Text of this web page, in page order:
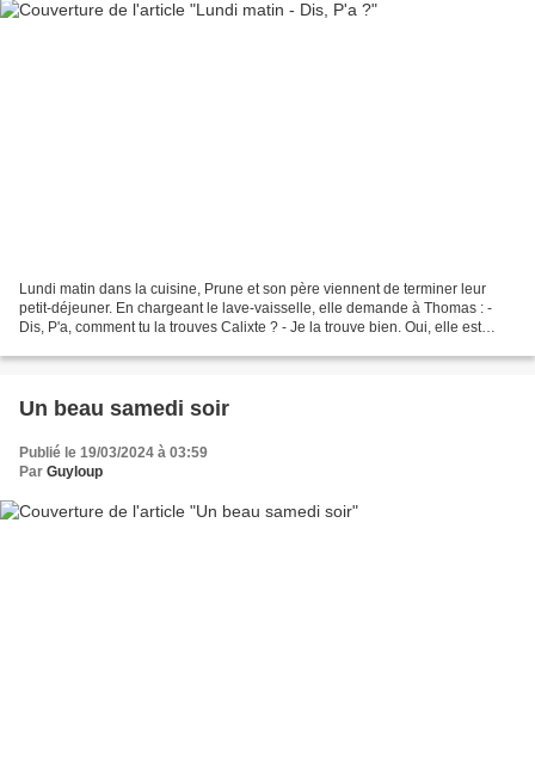
Lundi matin dans la cuisine, Prune et son père viennent de terminer leur
petit-déjeuner. En chargeant le lave-vaisselle, elle demande à Thomas : -
Dis, P'a, comment tu la trouves Calixte ? - Je la trouve bien. Oui, elle est
Un beau samedi soir
Publié le 19/03/2024 à 03:59
Par Guyloup